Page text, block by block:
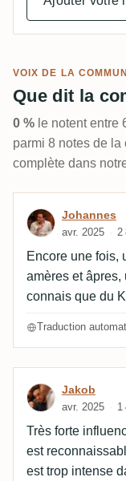
VOIX DE LA
Que dit la
0 % le notent entre
parmi 8 notes de
complète dans
Avis deJohannes
avr. 2025 2
Encore une fois,
amères et
connais que du
Traduction
Avis deJakob
avr. 2025 1
Très forte
est
est trop intense